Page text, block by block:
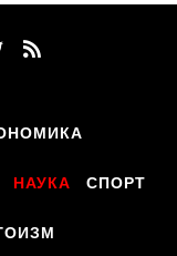
НАУКА СПОРТ